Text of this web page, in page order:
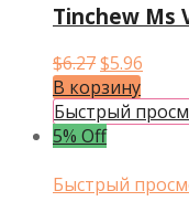
Tinchew Ms
$6.27
цена
$6.27.
$5.96
$5.96.
В корзину
Быстрый
5% Off
Быстрый